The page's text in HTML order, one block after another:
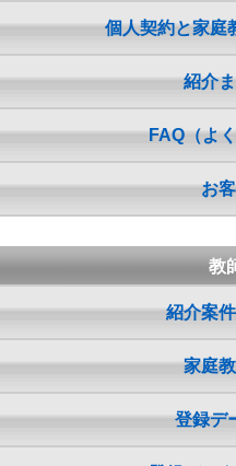
個人契約と家庭
紹介
FAQ（よ
お
教
紹介案
家庭
登録デ